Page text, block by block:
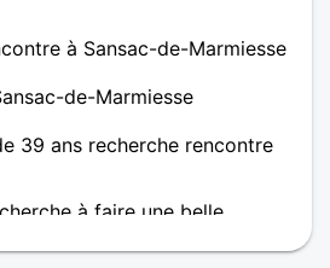
à Sansac-de-Marmiesse
de-Marmiesse
39 ans recherche rencontre
à faire une belle